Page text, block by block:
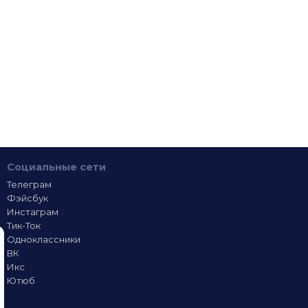
Социальные сети
Телеграм
Фэйсбук
Инстаграм
Тик-Ток
Одноклассники
ВК
Икс
Ютюб